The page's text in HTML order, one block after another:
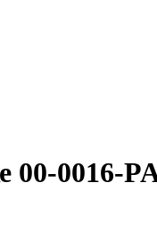
00-0016-